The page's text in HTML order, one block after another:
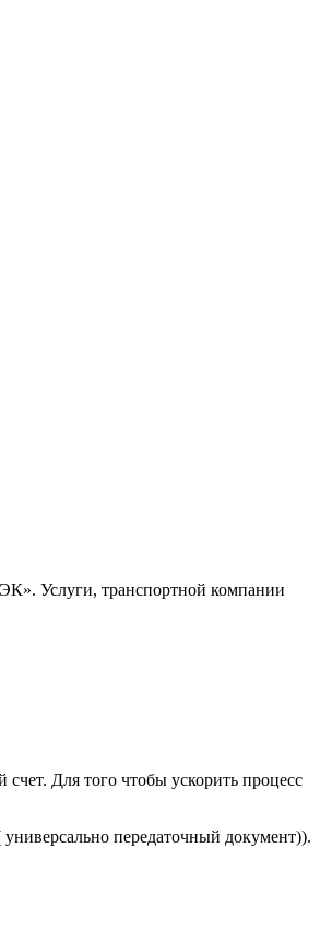
Услуги, транспортной компании
Для того чтобы ускорить процесс
передаточный документ)).